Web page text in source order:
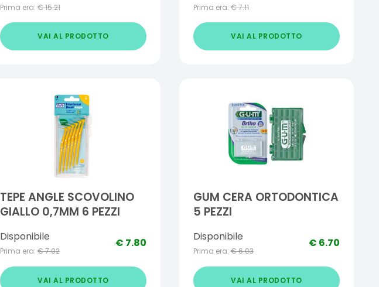
Prima era: €15.21
VAI AL PRODOTTO
Prima era: €7.11
VAI AL PRODOTTO
TEPE ANGLE SCOVOLINO
GIALLO 0,7MM 6 PEZZI
Disponibile
Prima era: €7.02
€ 7.80
VAI AL PRODOTTO
GUM CERA ORTODONTICA
5 PEZZI
Disponibile
Prima era: €6.03
€ 6.70
VAI AL PRODOTTO